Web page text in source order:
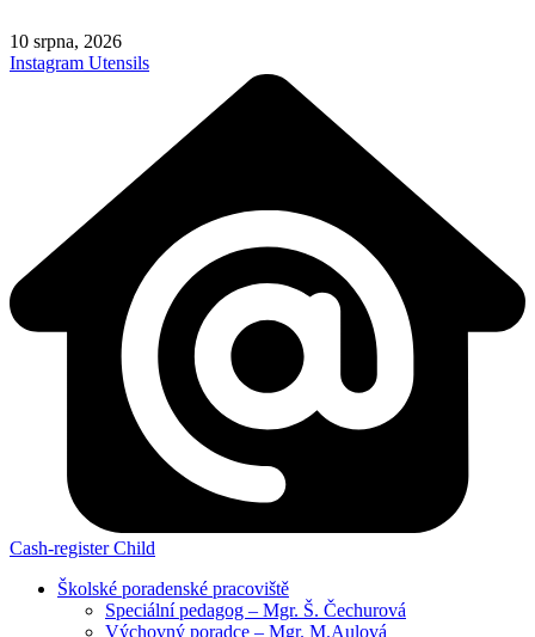
to
content
10 srpna, 2026
Instagram Utensils
Cash-register Child
Školské poradenské pracoviště
Speciální pedagog – Mgr. Š. Čechurová
Výchovný poradce – Mgr. M.Aulová